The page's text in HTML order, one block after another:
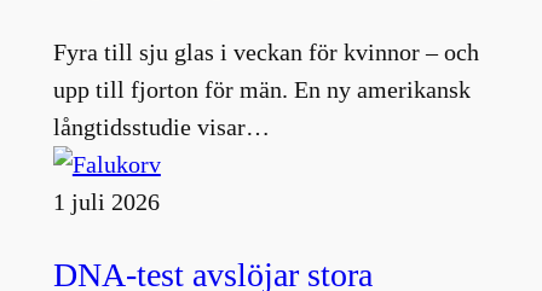
Fyra till sju glas i veckan för kvinnor – och
upp till fjorton för män. En ny amerikansk
långtidsstudie visar…
1 juli 2026
DNA-test avslöjar stora